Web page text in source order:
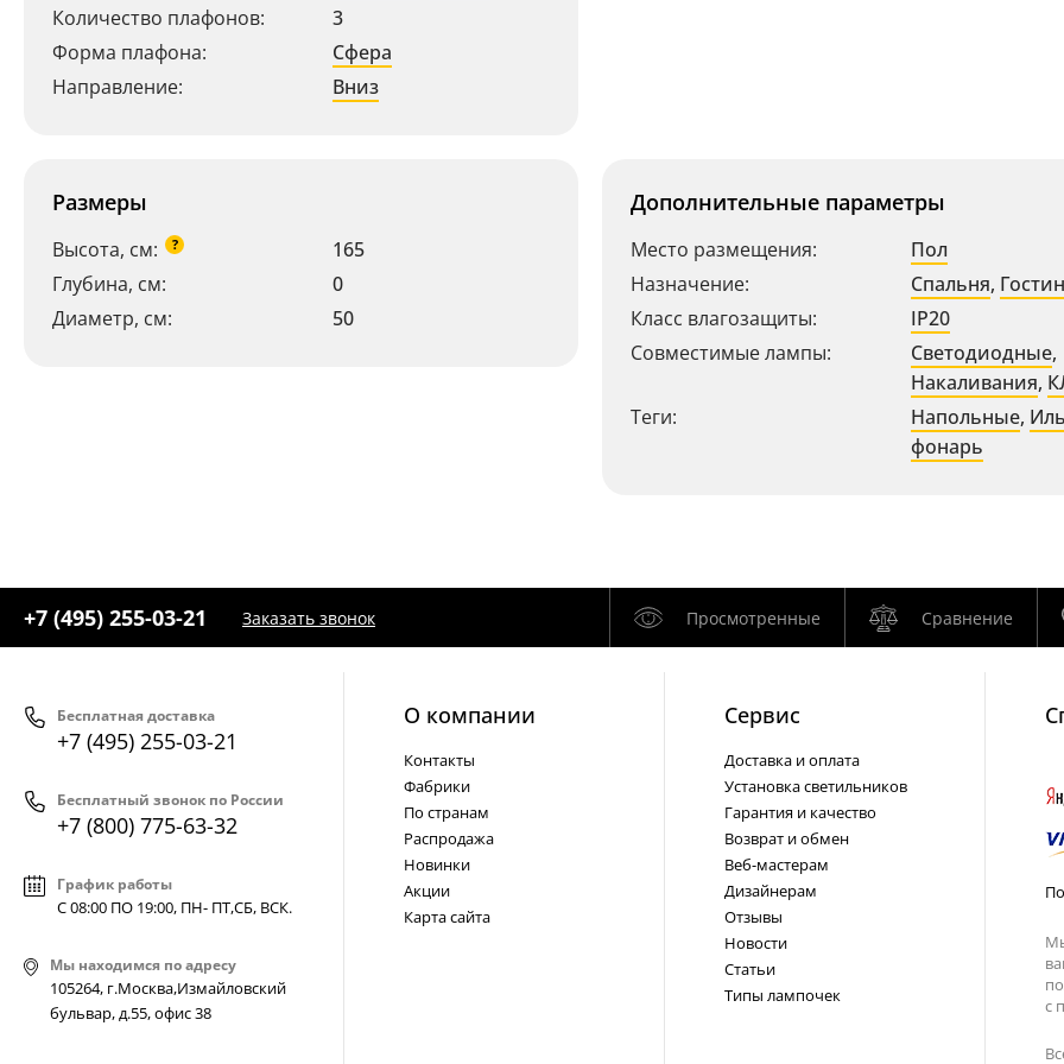
Количество плафонов:
3
Форма плафона:
Сфера
Направление:
Вниз
Размеры
Высота, см: ?
165
Глубина, см:
0
Диаметр, см:
50
Дополнительные параметры
Место размещения:
Пол
Назначение:
Спальня,
Класс влагозащиты:
IP20
Совместимые лампы:
Светодиодные,
Накаливания,
Теги:
Напольные,
фонарь
+7 (495) 255-03-21 Заказать звонок Просмотренные Сравнение
Бесплатная доставка
+7 (495) 255-03-21
Бесплатный звонок по России
+7 (800) 775-63-32
График работы
С 08:00 ПО 19:00, ПН- ПТ,СБ, ВСК.
Мы находимся по адресу
105264, г.Москва,Измайловский
бульвар, д.55, офис 38
О компании
Контакты
Фабрики
По странам
Распродажа
Новинки
Акции
Карта сайта
Cервис
Доставка и оплата
Установка светильников
Гарантия и качество
Возврат и обмен
Веб-мастерам
Дизайнерам
Отзывы
Новости
Статьи
Типы лампочек
с